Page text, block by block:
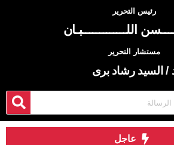
رئيس التحرير
اللـــــــــــــبـان
مستشار التحرير
/ السيد رشاد برى
عاجل